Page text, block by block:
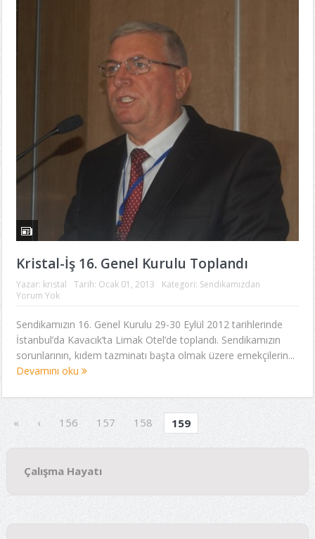
Kristal-İş 16. Genel Kurulu Toplandı
Yazar: kristal Tarih: Ocak 01, 2013 Kategori: Sendikamızdan
Yorum Yok
Sendikamızın 16. Genel Kurulu 29-30 Eylül 2012 tarihlerinde
İstanbul’da Kavacık’ta Limak Otel’de toplandı. Sendikamızın
sorunlarının, kıdem tazminatı başta olmak üzere emekçilerin...
Devamını oku
« ‹ 156 157 158 159
Çalışma Hayatı